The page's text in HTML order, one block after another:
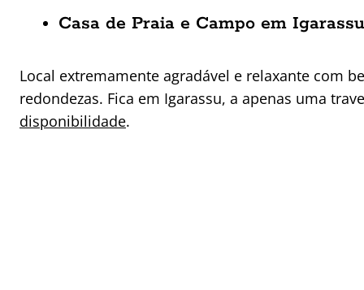
Casa de Praia e Campo em Igarassu
Local extremamente agradável e relaxante com
redondezas. Fica em Igarassu, a apenas uma
disponibilidade.